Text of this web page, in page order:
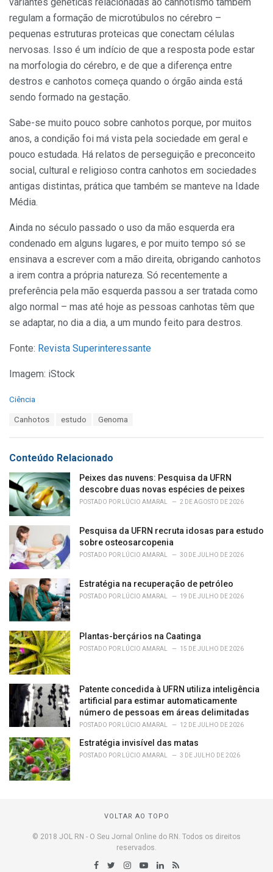
regulam a formação de microtúbulos no cérebro –
pequenas estruturas proteicas que conectam células
nervosas. Isso é um indício de que a resposta pode estar
na morfologia do cérebro, e de que a diferença entre
destros e canhotos começa quando o órgão ainda está
sendo formado na gestação.
Sabe-se muito pouco sobre canhotos porque, por muitos
anos, a condição foi má vista pela sociedade em geral e
pouco estudada. Há relatos de perseguição e preconceito
social, cultural e religioso contra canhotos em sociedades
antigas distintas, prática que também se manteve na Idade
Média.
Ainda no século passado o uso da mão esquerda era
condenado em alguns lugares, e por muito tempo só se
ensinava a escrever com a mão direita, obrigando canhotos
a irem contra a própria natureza. Só recentemente a
preferência pela mão esquerda passou a ser tratada como
algo normal – mas até hoje as pessoas canhotas têm que
se adaptar, no dia a dia, a um mundo feito para destros.
Fonte: Revista Superinteressante
Imagem: iStock
C
o
r
i
e
s
:
Ciência
:
Canhotos estudo Genoma
Conteúdo Relacionado
Peixes das nuvens: Pesquisa da UFRN
descobre duas novas espécies de peixes
POSTADO POR LÚCIO AMARAL 2 DE AGOSTO DE 2026
Pesquisa da UFRN recruta idosas para estudo
sobre osteosarcopenia
POSTADO POR LÚCIO AMARAL 30 DE JULHO DE 2026
Estratégia na recuperação de petróleo
POSTADO POR LÚCIO AMARAL 19 DE JULHO DE 2026
Plantas-berçários na Caatinga
POSTADO POR LÚCIO AMARAL 15 DE JULHO DE 2026
Patente concedida à UFRN utiliza inteligência
artificial para estimar automaticamente
número de pessoas em áreas delimitadas
POSTADO POR LÚCIO AMARAL 12 DE JULHO DE 2026
Estratégia invisível das matas
POSTADO POR LÚCIO AMARAL 3 DE JULHO DE 2026
VOLTAR AO TOPO
© 2018 JOL RN - O Seu Jornal Online do RN. Todos os direitos
reservados.